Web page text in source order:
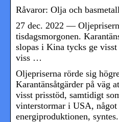
Råvaror: Olja och
27 dec. 2022 —
tisdagsmorgonen.
slopas i Kina tycks ge
viss …
Oljepriserna rörde sig
Karantänsåtgärder på väg
visst prisstöd, samtidigt
vinterstormar i USA, något
energiproduktionen, syntes.